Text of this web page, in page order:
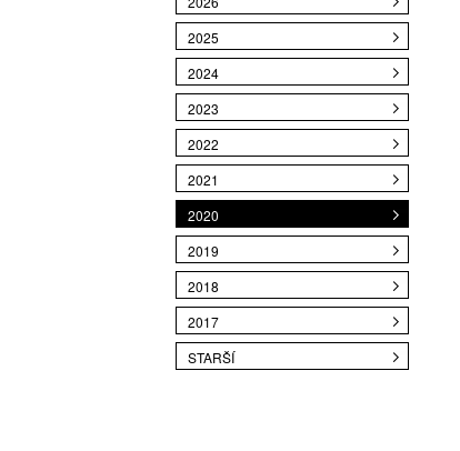
2025
2024
2023
2022
2021
2020
2019
2018
2017
STARŠÍ